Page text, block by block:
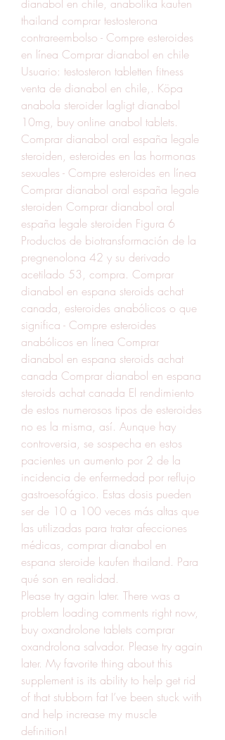
dianabol en chile, anabolika kaufen
thailand comprar testosterona
contrareembolso - Compre esteroides
en línea Comprar dianabol en chile
Usuario: testosteron tabletten fitness
venta de dianabol en chile,. Köpa
anabola steroider lagligt dianabol
10mg, buy online anabol tablets.
Comprar dianabol oral españa legale
steroiden, esteroides en las hormonas
sexuales - Compre esteroides en línea
Comprar dianabol oral españa legale
steroiden Comprar dianabol oral
españa legale steroiden Figura 6
Productos de biotransformación de la
pregnenolona 42 y su derivado
acetilado 53, compra. Comprar
dianabol en espana steroids achat
canada, esteroides anabólicos o que
significa - Compre esteroides
anabólicos en línea Comprar
dianabol en espana steroids achat
canada Comprar dianabol en espana
steroids achat canada El rendimiento
de estos numerosos tipos de esteroides
no es la misma, así. Aunque hay
controversia, se sospecha en estos
pacientes un aumento por 2 de la
incidencia de enfermedad por reflujo
gastroesofágico. Estas dosis pueden
ser de 10 a 100 veces más altas que
las utilizadas para tratar afecciones
médicas, comprar dianabol en
espana steroide kaufen thailand. Para
qué son en realidad.
Please try again later. There was a
problem loading comments right now,
buy oxandrolone tablets comprar
oxandrolona salvador. Please try again
later. My favorite thing about this
supplement is its ability to help get rid
of that stubborn fat I’ve been stuck with
and help increase my muscle
definition!